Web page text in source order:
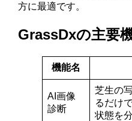
方に最適です。
GrassDxの主要
機能名
AI画像
診断
芝生の
るだけ
状態を